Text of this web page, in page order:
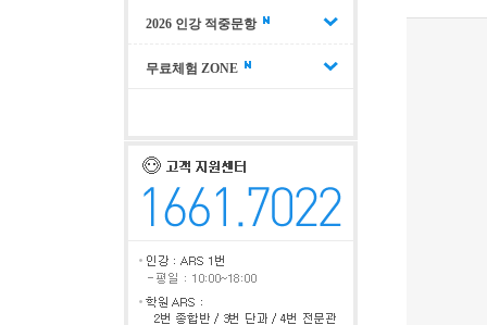
2026 인강 적중문항
무료체험 ZONE